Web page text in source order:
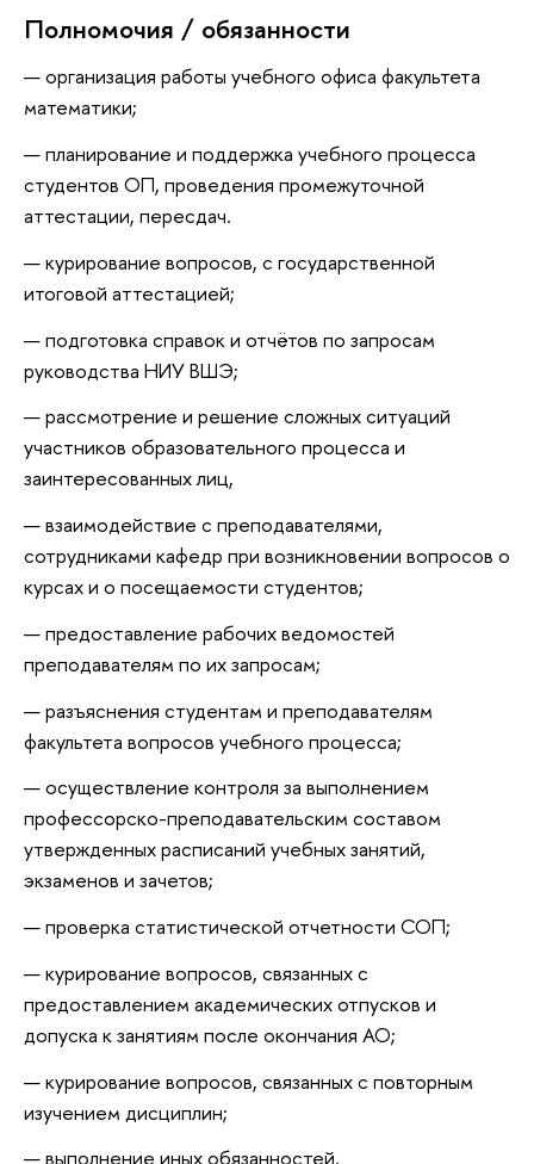
Полномочия / обязанности
организация работы учебного офиса факультета
математики;
планирование и поддержка учебного процесса
студентов ОП, проведения промежуточной
аттестации, пересдач.
курирование вопросов, с государственной
итоговой аттестацией;
подготовка справок и отчётов по запросам
руководства НИУ ВШЭ;
рассмотрение и решение сложных ситуаций
участников образовательного процесса и
заинтересованных лиц,
взаимодействие с преподавателями,
сотрудниками кафедр при возникновении вопросов о
курсах и о посещаемости студентов;
предоставление рабочих ведомостей
преподавателям по их запросам;
разъяснения студентам и преподавателям
факультета вопросов учебного процесса;
осуществление контроля за выполнением
профессорско-преподавательским составом
утвержденных расписаний учебных занятий,
экзаменов и зачетов;
проверка статистической отчетности СОП;
курирование вопросов, связанных с
предоставлением академических отпусков и
допуска к занятиям после окончания АО;
курирование вопросов, связанных с повторным
изучением дисциплин;
выполнение иных обязанностей,